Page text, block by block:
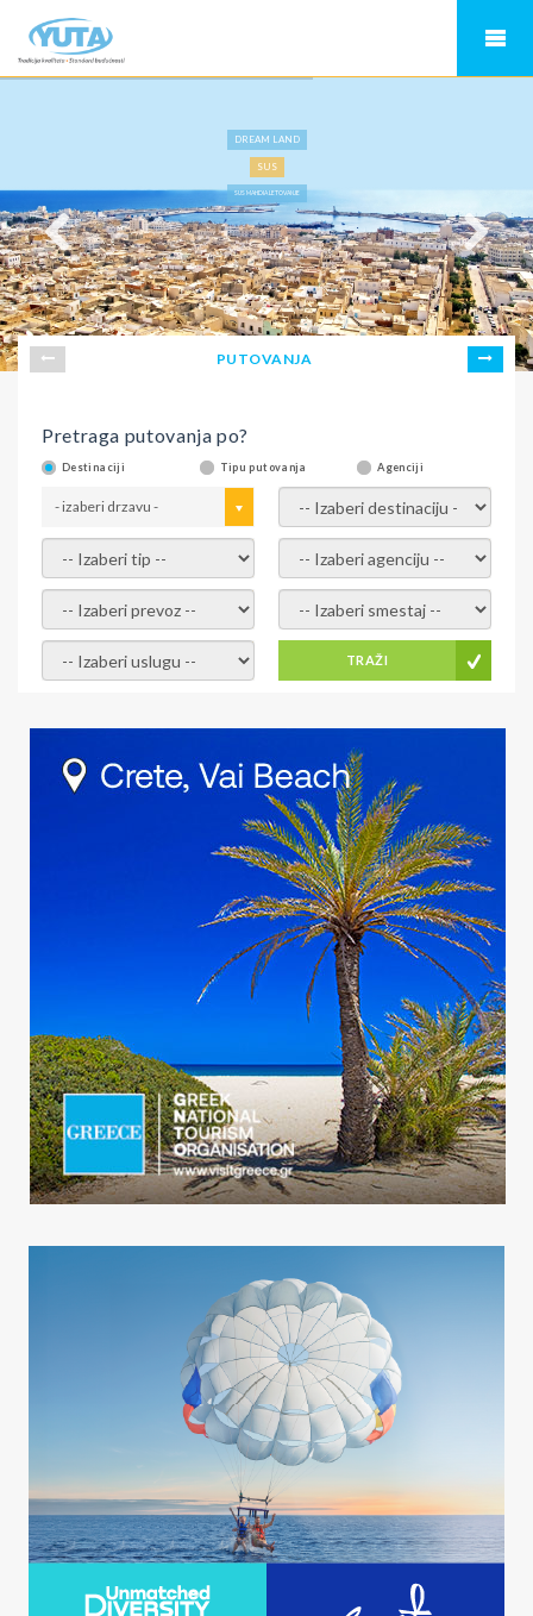
DREAM LAND
SUS
SUS MAHDIA LETOVANJE
PUTOVANJA
Pretraga putovanja po?
Destinaciji Tipu putovanja Agenciji
- izaberi drzavu - - izaberi destinaciju -
- izaberi tip - - izaberi agenciju -
- izaberi prevoz - - Izaberite smestaj -
- Izaberite uslugu - TRAŽI